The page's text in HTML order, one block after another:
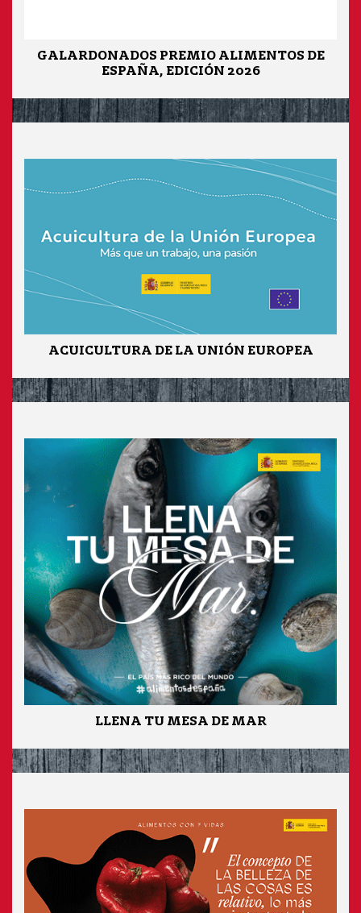
GALARDONADOS PREMIO ALIMENTOS DE
ESPAÑA, EDICIÓN 2026
ACUICULTURA DE LA UNIÓN EUROPEA
LLENA TU MESA DE MAR